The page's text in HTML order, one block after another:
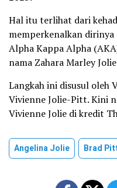
Hal itu terlihat dari
memperkenalkan dirinya
Alpha Kappa Alpha
nama Zahara Marley
Langkah ini disusul oleh
Vivienne Jolie-Pitt. Kini
Vivienne Jolie di kredit
Angelina Jolie Brad